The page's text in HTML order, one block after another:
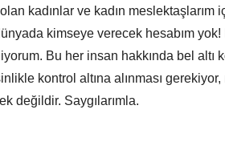
kadınlar ve kadın meslektaşlarım
kimseye verecek hesabım
Bu her insan hakkında bel altı
kontrol altına alınması
değildir. Saygılarımla.